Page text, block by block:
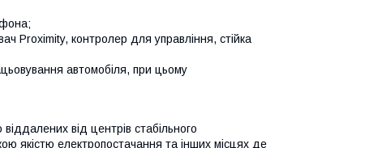
Proximity, контролер для управління, стійка
автомобіля, при цьому
від центрів стабільного
якістю електропостачання та інших місцях де